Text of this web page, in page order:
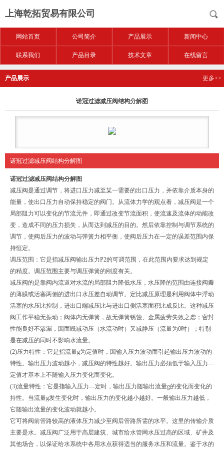
上海乾拓贸易有限公司
网站首页 公司简介 产品展示 新闻中心
联系我们 产品目录 技术文章 在线留言
产品展示 更多>>
诺冠过滤减压阀结构分解图
诺冠过滤减压阀结构分解图
诺冠过滤减压阀结构分解图
减压阀是通过调节，将进口压力减至某一需要的出口压力，并依靠介质本身的
能量，使出口压力自动保持稳定的阀门。从流体力学的观点看，减压阀是一个
局部阻力可以变化的节流元件，即通过改变节流面积，使流速及流体的动能改
变，造成不同的压力损失，从而达到减压的目的。然后依靠控制与调节系统的
调节，使阀后压力的波动与弹簧力相平衡，使阀后压力在一定的误差范围内保
持恒定。
调压范围：它是指减压阀输出压力P2的可调范围，在此范围内要求达到规定
的精度。调压范围主要与调压弹簧的刚度有关。
减压阀的是靠阀内流道对水流的局部阻力降低水压，水压降的范围由连接阀瓣
的薄膜或活塞两侧的进出口水压差自动调节。定比减压原理是利用阀体中浮动
活塞的水压比控制，进出口端减压比与进出口侧活塞面积比成反比。这种减压
阀工作平稳无振动；阀体内无弹簧，故无弹簧锈蚀、金属疲劳失效之虑；密封
性能良好不渗漏，因而既减动压（水流动时）又减静压（流量为0时）；特别
是在减压的同时不影响水流量。
(2)压力特性：它是指流量g为定值时，因输入压力波动而引起输出压力波动的
特性。输出压力波动越小，减压阀的特性越好。输出压力必须低于输入压力—
定值才基本上不随输入压力变化而变化。
(3)流量特性：它是指输入压力—定时，输出压力随输出流量g的变化而变化的
持性。当流量g发生变化时，输出压力的变化越小越好。一般输出压力越低，
它随输出流量的变化波动就越小。
它可将阀前管路较高的液体压力减少至阀后管路所需的水平。这里的传输介质
主要是水。减压阀广泛用于高层建筑、城市给水管网水压过高的区域、矿井及
其他场合，以保证给水系统中各用水点获得适当的服务水压和流量。鉴于水的